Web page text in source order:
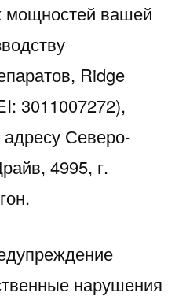
мощностей вашей
Ridge
3011007272),
Северо-
4995, г.
нарушения